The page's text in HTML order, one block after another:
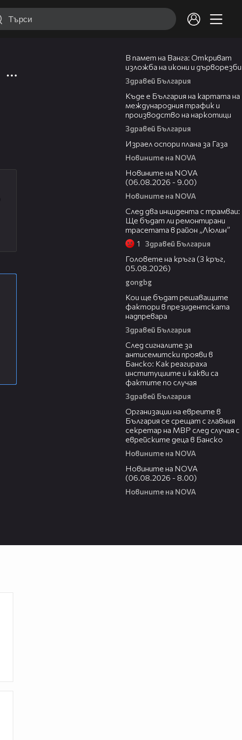
В памет на Ванга: Откриват
изложба на икони и дърворезби
Здравей България
Къде е България на картата на
международния трафик и
производство на наркотици
Здравей България
Израел оспори плана за Газа
Новините на NOVA
Новините на NOVA
(06.08.2026 - 9.00)
Новините на NOVA
След два инцидента с трамваи:
Ще бъдат ли ремонтирани
трасетата в район „Люлин”
1 Здравей България
Головете на кръга (3 кръг,
05.08.2026)
gongbg
Кои ще бъдат решаващите
фактори в президентската
надпревара
Здравей България
След сигналите за
антисемитски прояви в
Банско: Как реагираха
институциите и какви са
фактите по случая
Здравей България
Организации на евреите в
България се срещат с главния
секретар на МВР след случая с
еврейските деца в Банско
Новините на NOVA
Новините на NOVA
(06.08.2026 - 8.00)
Новините на NOVA